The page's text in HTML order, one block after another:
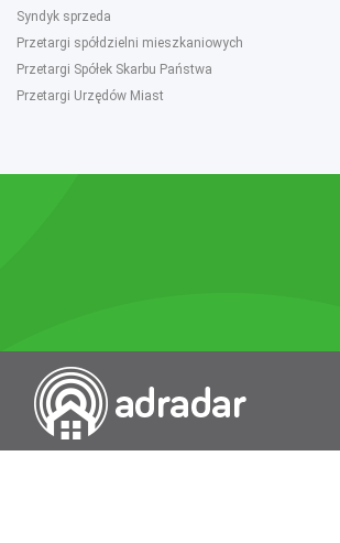
Syndyk sprzeda
Przetargi spółdzielni mieszkaniowych
Przetargi Spółek Skarbu Państwa
Przetargi Urzędów Miast